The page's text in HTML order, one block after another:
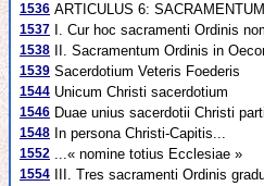
1536 ARTICULUS 6:
1537 I. Cur hoc sacramenti Ordinis
1538 II. Sacramentum Ordinis in
1539 Sacerdotium Veteris Foederis
1544 Unicum Christi sacerdotium
1546 Duae unius sacerdotii Christi
1548 In persona Christi-Capitis...
1552 ...« nomine totius Ecclesiae »
1554 III. Tres sacramenti Ordinis